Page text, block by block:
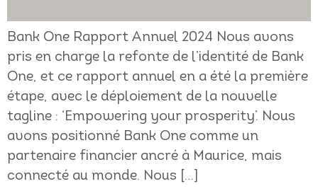
Bank One Rapport Annuel 2024 Nous avons
pris en charge la refonte de l’identité de Bank
One, et ce rapport annuel en a été la première
étape, avec le déploiement de la nouvelle
tagline : ‘Empowering your prosperity’. Nous
avons positionné Bank One comme un
partenaire financier ancré à Maurice, mais
connecté au monde. Nous […]